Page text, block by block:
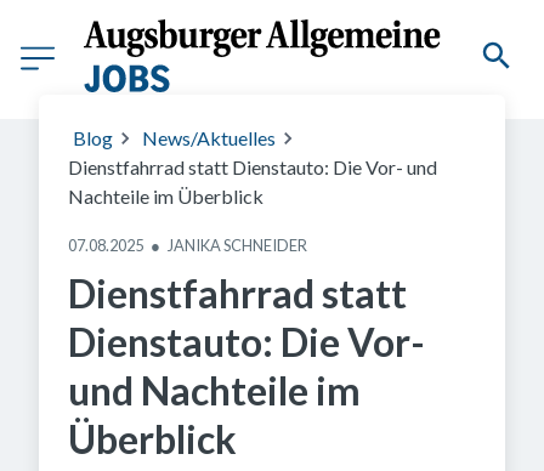
(C) VMM Medienagentur
Blog
News/Aktuelles
Dienstfahrrad statt Dienstauto: Die Vor- und
Nachteile im Überblick
07.08.2025 ● JANIKA SCHNEIDER
Dienstfahrrad statt
Dienstauto: Die Vor-
und Nachteile im
Überblick